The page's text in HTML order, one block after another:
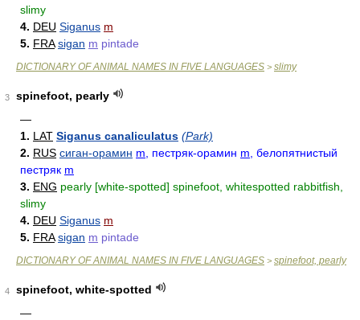
slimy
4. DEU Siganus m
5. FRA sigan m pintade
DICTIONARY OF ANIMAL NAMES IN FIVE LANGUAGES > slimy
3
spinefoot, pearly
—
1. LAT Siganus canaliculatus (Park)
2. RUS сиган-орамин m , пестряк-орамин m , белопятнистый
пестряк m
3. ENG pearly [white-spotted] spinefoot, whitespotted rabbitfish,
slimy
4. DEU Siganus m
5. FRA sigan m pintade
DICTIONARY OF ANIMAL NAMES IN FIVE LANGUAGES > spinefoot, pearly
4
spinefoot, white-spotted
—